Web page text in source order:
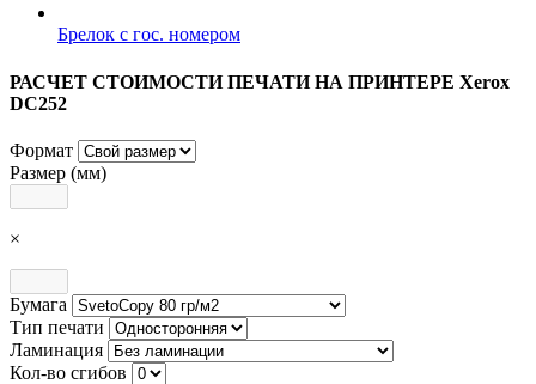
Брелок с гос. номером
РАСЧЕТ СТОИМОСТИ ПЕЧАТИ НА ПРИНТЕРЕ Xerox
DC252
Формат
Размер (мм)
×
Бумага
Тип печати
Ламинация
Кол-во сгибов